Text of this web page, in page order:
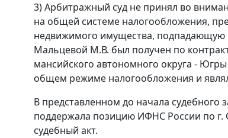
3) Арбитражный суд не принял во
на общей системе налогообложения,
недвижимого имущества, подпадающую
Мальцевой М.В. был получен по
мансийского автономного округа - Югры
общем режиме налогообложения и
В представленном до начала
поддержала позицию ИФНС России по г.
судебный акт.